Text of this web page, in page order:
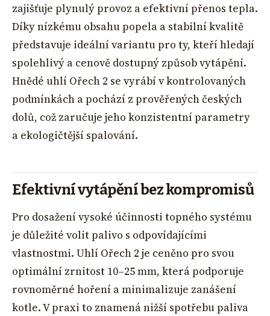
zajišťuje plynulý provoz a efektivní přenos tepla.
Díky nízkému obsahu popela a stabilní kvalitě
představuje ideální variantu pro ty, kteří hledají
spolehlivý a cenově dostupný způsob vytápění.
Hnědé uhlí Ořech 2 se vyrábí v kontrolovaných
podmínkách a pochází z prověřených českých
dolů, což zaručuje jeho konzistentní parametry
a ekologičtější spalování.
Efektivní vytápění bez kompromisů
Pro dosažení vysoké účinnosti topného systému
je důležité volit palivo s odpovídajícími
vlastnostmi. Uhlí Ořech 2 je ceněno pro svou
optimální zrnitost 10–25 mm, která podporuje
rovnoměrné hoření a minimalizuje zanášení
kotle. V praxi to znamená nižší spotřebu paliva